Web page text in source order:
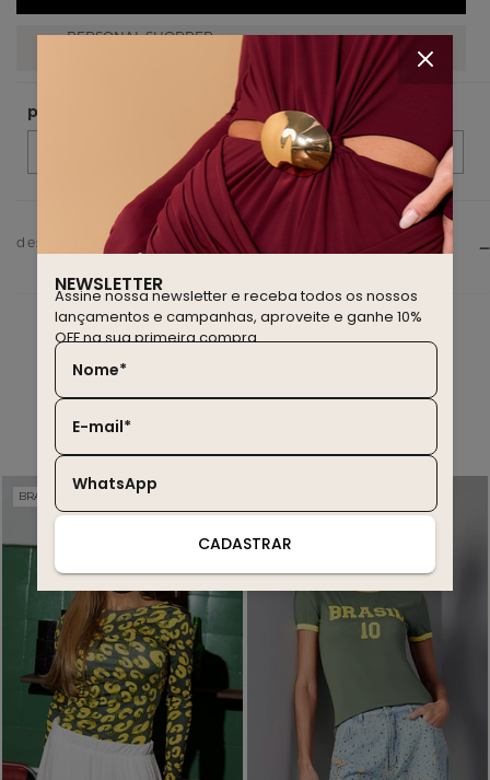
PERSONAL SHOPPER
Fale com uma das nossas stylists!
descrição do produto
você também deve gostar
BRASIL EDITION 20% OFF
NEWSLETTER
Assine nossa newsletter e receba todos os nossos
lançamentos e campanhas, aproveite e ganhe 10%
OFF na sua primeira compra.
Nome*
E-mail*
WhatsApp
CADASTRAR